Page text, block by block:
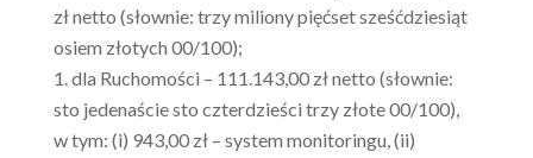
zł netto (słownie: trzy miliony pięćset sześćdziesiąt
osiem złotych 00/100);
dla Ruchomości – 111.143,00 zł netto (słownie:
sto jedenaście sto czterdzieści trzy złote 00/100),
w tym: (i) 943,00 zł – system monitoringu, (ii)